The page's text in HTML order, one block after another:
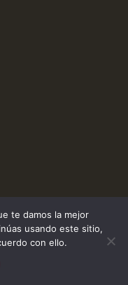
te damos la mejor
usando este sitio,
con ello.